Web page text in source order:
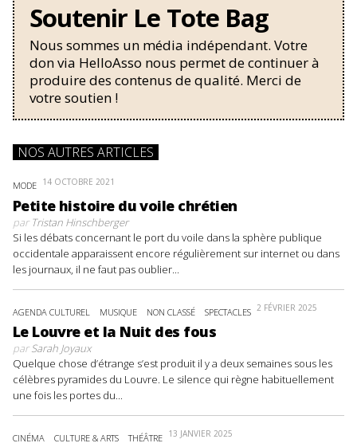
Soutenir Le Tote Bag
Nous sommes un média indépendant. Votre
don via HelloAsso nous permet de continuer à
produire des contenus de qualité. Merci de
votre soutien !
NOS AUTRES ARTICLES
MODE 14 OCTOBRE 2021
Petite histoire du voile chrétien
parTristan Hinschberger
Si les débats concernant le port du voile dans la sphère publique
occidentale apparaissent encore régulièrement sur internet ou dans
les journaux, il ne faut pas oublier...
AGENDA CULTUREL MUSIQUE NON CLASSÉ SPECTACLES 2 FÉVRIER 2025
Le Louvre et la Nuit des fous
parSarah Joyaux
Quelque chose d’étrange s’est produit il y a deux semaines sous les
célèbres pyramides du Louvre. Le silence qui règne habituellement
une fois les portes du...
CINÉMA CULTURE & ARTS THÉÂTRE 13 JANVIER 2025